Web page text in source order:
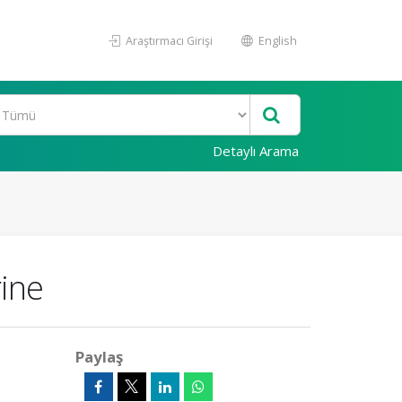
Araştırmacı Girişi English
Detaylı Arama
Paylaş